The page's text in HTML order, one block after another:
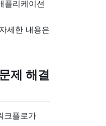
플리케이션
세한 내용은
제 해결
크플로가